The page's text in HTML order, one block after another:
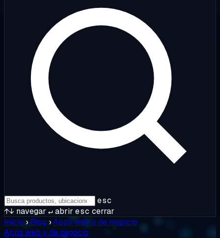
esc
↑↓ navegar ↵abrir esc cerrar
Inicio › Blog ›Apps web y de negocio
Apps web y de negocio